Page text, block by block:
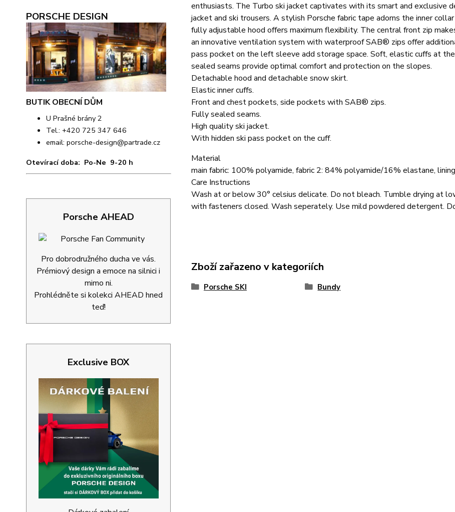
PORSCHE DESIGN
BUTIK OBECNÍ DŮM
U Prašné brány 2
Tel.: +420 725 347 646
email: porsche-design@partrade.cz
Otevírací doba: Po-Ne 9-20 h
Porsche AHEAD
Pro dobrodružného ducha ve vás.
Prémiový design a emoce na silnici i
mimo ni.
Prohlédněte si kolekci AHEAD hned
teď!
Exclusive BOX
enthusiasts. The Turbo ski jacket captivates with its smart and exclusive
jacket and ski trousers. A stylish Porsche fabric tape adorns the inner
fully adjustable hood offers maximum flexibility. The central front zip
an innovative ventilation system with waterproof SAB® zips offer
pass pocket on the left sleeve add storage space. Soft, elastic cuffs at
sealed seams provide optimal comfort and protection on the slopes.
Detachable hood and detachable snow skirt.
Elastic inner cuffs.
Front and chest pockets, side pockets with SAB® zips.
Fully sealed seams.
High quality ski jacket.
With hidden ski pass pocket on the cuff.
Material
main fabric: 100% polyamide, fabric 2: 84% polyamide/16% elastane,
Care Instructions
Wash at or below 30° celsius delicate. Do not bleach. Tumble drying at
with fasteners closed. Wash seperately. Use mild powdered detergent.
Zboží zařazeno v kategoriích
Porsche SKI Bundy